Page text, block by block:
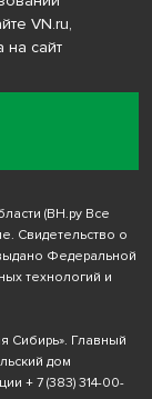
VN.ru,
на сайт
(ВН.ру Все
Свидетельство о
Федеральной
технологий и
Сибирь». Главный
дом
+ 7 (383) 314-00-